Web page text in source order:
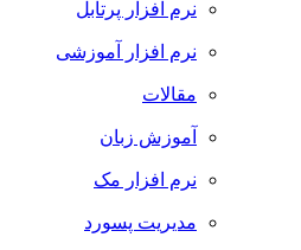
نرم افزار پرتابل
نرم افزار آموزشی
مقالات
آموزش زبان
نرم افزار مک
مدیریت پسورد